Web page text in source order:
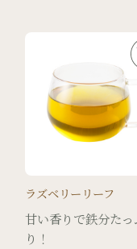
ラズベリーリーフ
甘い香りで鉄分たっ
り！